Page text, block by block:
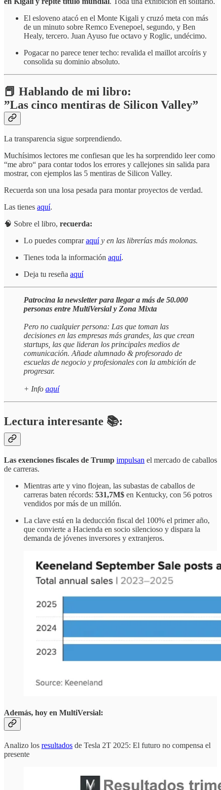
El esloveno atacó en el Monte Kigali y cruzó meta con más
de un minuto sobre Remco Evenepoel, segundo, y Ben
Healy, tercero. Juan Ayuso fue octavo y Roglic, undécimo.
Pogacar no parece tener techo: revalida el maillot arcoíris y
consolida su dominio absoluto.
📕 Hablando de mi libro:
”Las cinco mentiras de Silicon Valley”
La transparencia sigue sorprendiendo.
Muchísimos lectores me confiesan que les ha sorprendido leer como
“me abro“ para contar todos los errores y callejones sin salida para
mostrar, con ejemplos las 5 mentiras de Silicon Valley.
Recuerda son una losa pesada para montar proyectos de verdad.
Las tienes aquí.
🧠 Sobre el libro, recuerda:
Lo puedes compraraquí y en las librerías más molonas.
Tienes toda la información aquí.
Deja tu reseña aquí
Patrocina la newsletter para llegar a más de 50.000
personas entre MultiVersial y Zona Mixta
Pero no cualquier persona: Las que toman las
decisiones en las empresas más grandes, las que crean
startups, las que lideran los principales medios de
comunicación. Añade alumnado & profesorado de
escuelas de negocio y profesionales con la ambición de
progresar.
+ Info aquí
Lectura interesante 📚:
Las exenciones fiscales de Trump impulsan el mercado de caballos
de carreras.
Mientras arte y vino flojean, las subastas de caballos de
carreras baten récords: 531,7M$ en Kentucky, con 56 potros
vendidos por más de un millón.
La clave está en la deducción fiscal del 100% el primer año,
que convierte a Hacienda en socio silencioso y dispara la
demanda de jóvenes inversores y extranjeros.
Además, hoy en MultiVersial:
Analizo los resultados de Tesla 2T 2025: El futuro no compensa el
presente